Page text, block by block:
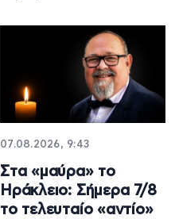
07.08.2026, 9:43
Στα «μαύρα» το
Ηράκλειο: Σήμερα 7/8
το τελευταίο «αντίο»